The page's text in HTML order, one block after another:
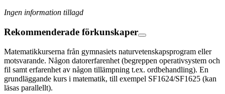
Ingen information tillagd
Rekommenderade förkunskaper
Matematikkurserna från gymnasiets naturvetenskapsprogram eller
motsvarande. Någon datorerfarenhet (begreppen operativsystem och
fil samt erfarenhet av någon tillämpning t.ex. ordbehandling). En
grundläggande kurs i matematik, till exempel SF1624/SF1625 (kan
läsas parallellt).